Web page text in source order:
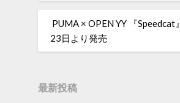
PUMA × OPEN YY 『Speedcat
23日より発売
最新投稿